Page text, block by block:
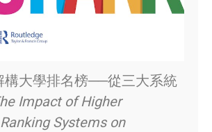
構大學排名榜──從三大系統
Impact of Higher
Systems on